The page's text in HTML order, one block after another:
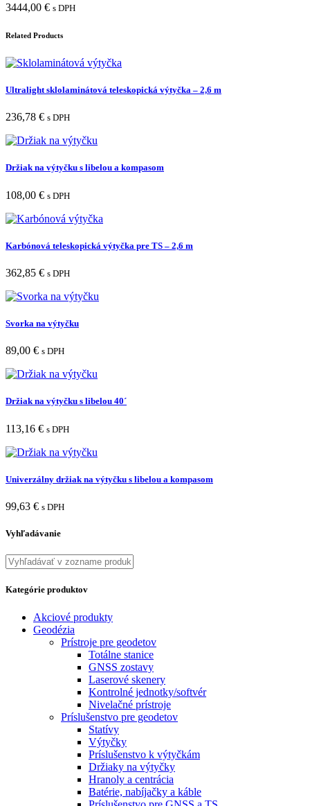
3444,00 € s DPH
Related Products
Ultralight sklolaminátová teleskopická výtyčka – 2,6 m
236,78 € s DPH
Držiak na výtyčku s libelou a kompasom
108,00 € s DPH
Karbónová teleskopická výtyčka pre TS – 2,6 m
362,85 € s DPH
Svorka na výtyčku
89,00 € s DPH
Držiak na výtyčku s libelou 40´
113,16 € s DPH
Univerzálny držiak na výtyčku s libelou a kompasom
99,63 € s DPH
Vyhľadávanie
Kategórie produktov
Akciové produkty
Geodézia
Prístroje pre geodetov
Totálne stanice
GNSS zostavy
Laserové skenery
Kontrolné jednotky/softvér
Nivelačné prístroje
Príslušenstvo pre geodetov
Statívy
Výtyčky
Príslušenstvo k výtyčkám
Držiaky na výtyčky
Hranoly a centrácia
Batérie, nabíjačky a káble